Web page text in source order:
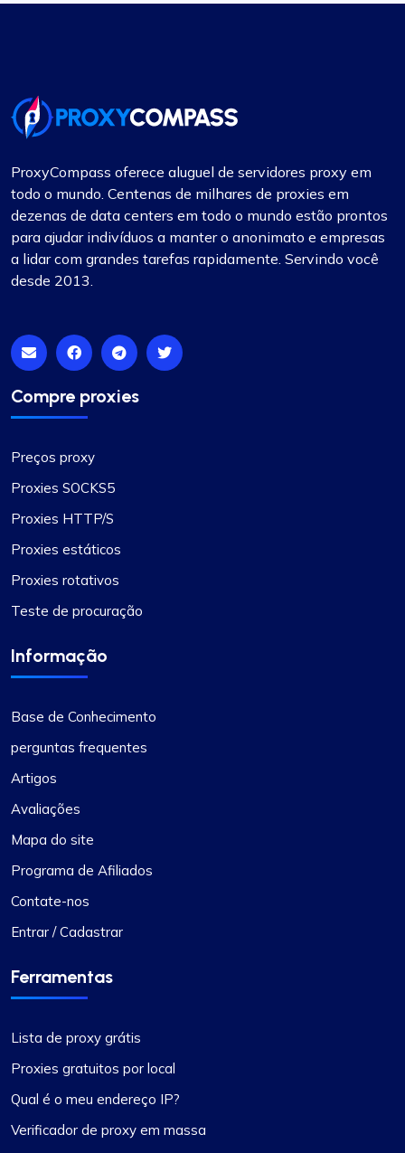
ProxyCompass oferece aluguel de servidores proxy em
todo o mundo. Centenas de milhares de proxies em
dezenas de data centers em todo o mundo estão prontos
para ajudar indivíduos a manter o anonimato e empresas
a lidar com grandes tarefas rapidamente. Servindo você
desde 2013.
Compre proxies
Preços proxy
Proxies SOCKS5
Proxies HTTP/S
Proxies estáticos
Proxies rotativos
Teste de procuração
Informação
Base de Conhecimento
perguntas frequentes
Artigos
Avaliações
Mapa do site
Programa de Afiliados
Contate-nos
Entrar / Cadastrar
Ferramentas
Lista de proxy grátis
Proxies gratuitos por local
Qual é o meu endereço IP?
Verificador de proxy em massa